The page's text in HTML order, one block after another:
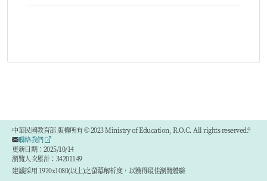
中華民國教育部 版權所有 © 2023 Ministry of Education, R.O.C. All rights reserved.®
聯絡我們
更新日期：2025/10/14
瀏覽人次累計：34201149
建議採用 1920x1080(以上)之螢幕解析度，以獲得最佳瀏覽體驗